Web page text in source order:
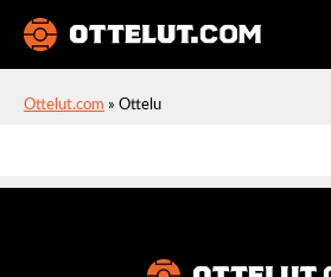
Ottelut.com » Ottelu